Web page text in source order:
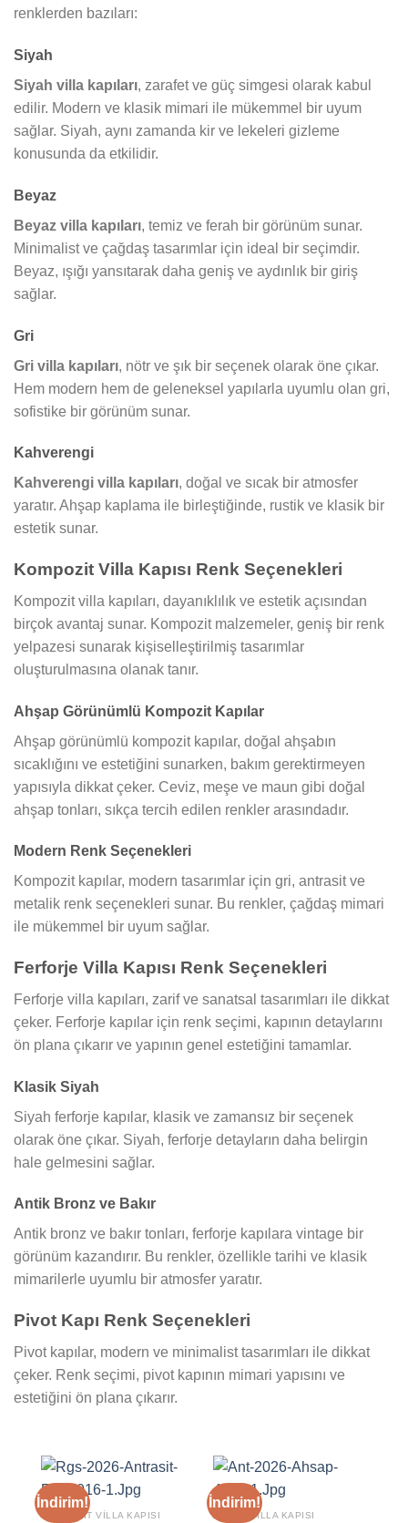
renklerden bazıları:
Siyah
Siyah villa kapıları, zarafet ve güç simgesi olarak kabul
edilir. Modern ve klasik mimari ile mükemmel bir uyum
sağlar. Siyah, aynı zamanda kir ve lekeleri gizleme
konusunda da etkilidir.
Beyaz
Beyaz villa kapıları, temiz ve ferah bir görünüm sunar.
Minimalist ve çağdaş tasarımlar için ideal bir seçimdir.
Beyaz, ışığı yansıtarak daha geniş ve aydınlık bir giriş
sağlar.
Gri
Gri villa kapıları, nötr ve şık bir seçenek olarak öne çıkar.
Hem modern hem de geleneksel yapılarla uyumlu olan gri,
sofistike bir görünüm sunar.
Kahverengi
Kahverengi villa kapıları, doğal ve sıcak bir atmosfer
yaratır. Ahşap kaplama ile birleştiğinde, rustik ve klasik bir
estetik sunar.
Kompozit Villa Kapısı Renk Seçenekleri
Kompozit villa kapıları, dayanıklılık ve estetik açısından
birçok avantaj sunar. Kompozit malzemeler, geniş bir renk
yelpazesi sunarak kişiselleştirilmiş tasarımlar
oluşturulmasına olanak tanır.
Ahşap Görünümlü Kompozit Kapılar
Ahşap görünümlü kompozit kapılar, doğal ahşabın
sıcaklığını ve estetiğini sunarken, bakım gerektirmeyen
yapısıyla dikkat çeker. Ceviz, meşe ve maun gibi doğal
ahşap tonları, sıkça tercih edilen renkler arasındadır.
Modern Renk Seçenekleri
Kompozit kapılar, modern tasarımlar için gri, antrasit ve
metalik renk seçenekleri sunar. Bu renkler, çağdaş mimari
ile mükemmel bir uyum sağlar.
Ferforje Villa Kapısı Renk Seçenekleri
Ferforje villa kapıları, zarif ve sanatsal tasarımları ile dikkat
çeker. Ferforje kapılar için renk seçimi, kapının detaylarını
ön plana çıkarır ve yapının genel estetiğini tamamlar.
Klasik Siyah
Siyah ferforje kapılar, klasik ve zamansız bir seçenek
olarak öne çıkar. Siyah, ferforje detayların daha belirgin
hale gelmesini sağlar.
Antik Bronz ve Bakır
Antik bronz ve bakır tonları, ferforje kapılara vintage bir
görünüm kazandırır. Bu renkler, özellikle tarihi ve klasik
mimarilerle uyumlu bir atmosfer yaratır.
Pivot Kapı Renk Seçenekleri
Pivot kapılar, modern ve minimalist tasarımları ile dikkat
çeker. Renk seçimi, pivot kapının mimari yapısını ve
estetiğini ön plana çıkarır.
İndirim!
KOMPOZIT VILLA KAPISI
İndirim!
AHŞAP VILLA KAPISI